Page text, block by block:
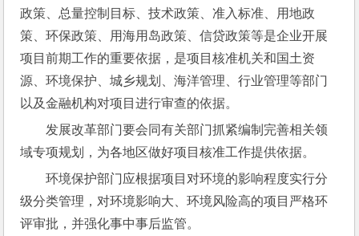
政策、总量控制目标、技术政策、准入标准、用地政
策、环保政策、用海用岛政策、信贷政策等是企业开展
项目前期工作的重要依据，是项目核准机关和国土资
源、环境保护、城乡规划、海洋管理、行业管理等部门
以及金融机构对项目进行审查的依据。
发展改革部门要会同有关部门抓紧编制完善相关领
域专项规划，为各地区做好项目核准工作提供依据。
环境保护部门应根据项目对环境的影响程度实行分
级分类管理，对环境影响大、环境风险高的项目严格环
评审批，并强化事中事后监管。